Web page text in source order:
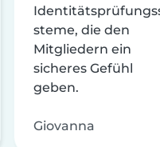
steme, die den
Mitgliedern ein
sicheres Gefühl
geben.
Giovanna